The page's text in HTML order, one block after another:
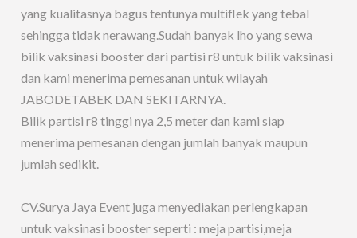
yang kualitasnya bagus tentunya multiflek yang tebal
sehingga tidak nerawang.Sudah banyak lho yang sewa
bilik vaksinasi booster dari partisi r8 untuk bilik vaksinasi
dan kami menerima pemesanan untuk wilayah
JABODETABEK DAN SEKITARNYA.
Bilik partisi r8 tinggi nya 2,5 meter dan kami siap
menerima pemesanan dengan jumlah banyak maupun
jumlah sedikit.
CV.Surya Jaya Event juga menyediakan perlengkapan
untuk vaksinasi booster seperti : meja partisi,meja